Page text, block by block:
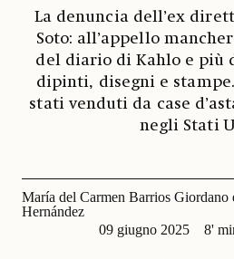
La denuncia dell’ex
Soto: all’appello
del diario di Kahlo e più
dipinti, disegni e
stati venduti da case
negli Stati
María del Carmen Barrios Giordano
Hernández
09 giugno 2025
8'